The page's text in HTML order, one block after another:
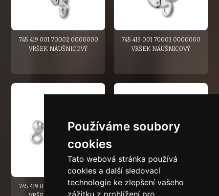
Používáme soubory
cookies
Tato webová stránka používá
cookies a další sledovací
technologie ke zlepšení vašeho
zážitku z prohlížení pro
745 419 001 70002 0000000
VRŠEK NÁUŠNICOVÝ
745 419 001 70003 0000000
VRŠEK NÁUŠNICOVÝ
745 419 001 70006 0000000
745 419 001 70006 9000000